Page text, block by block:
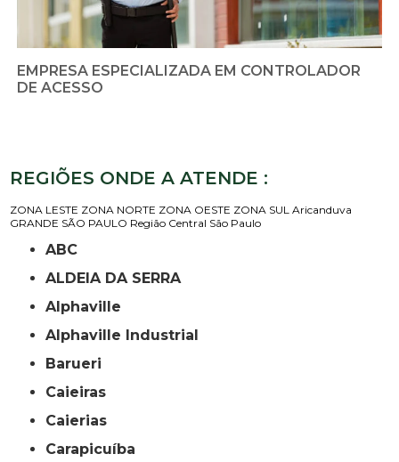
EMPRESA ESPECIALIZADA EM CONTROLADOR
DE ACESSO
REGIÕES ONDE A ATENDE :
ZONA LESTE ZONA NORTE ZONA OESTE ZONA SUL Aricanduva
GRANDE SÃO PAULO Região Central São Paulo
ABC
ALDEIA DA SERRA
Alphaville
Alphaville Industrial
Barueri
Caieiras
Caierias
Carapicuíba